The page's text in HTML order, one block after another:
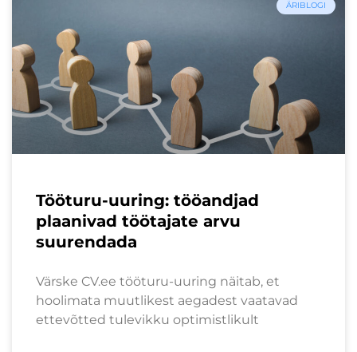
ÄRIBLOGI
Tööturu-uuring: tööandjad
plaanivad töötajate arvu
suurendada
Värske CV.ee tööturu-uuring näitab, et
hoolimata muutlikest aegadest vaatavad
ettevõtted tulevikku optimistlikult